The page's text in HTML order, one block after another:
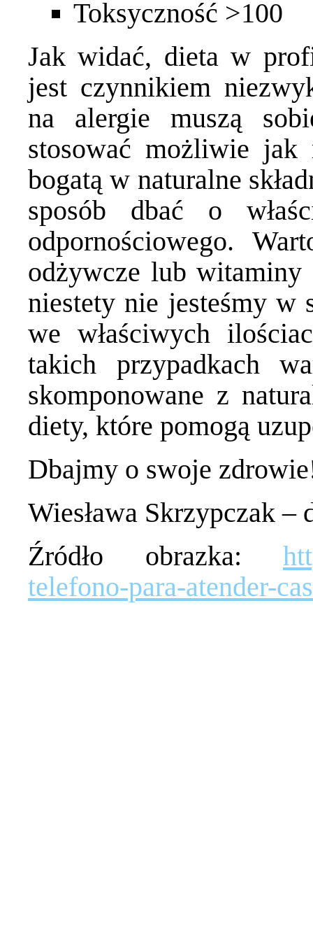
Toksyczność >100
Jak widać, dieta w
jest czynnikiem
na alergie muszą
stosować możliwie jak
bogatą w naturalne
sposób dbać o
odpornościowego.
odżywcze lub
niestety nie jesteśmy w
we właściwych
takich przypadkach
skomponowane z
diety, które pomogą
Dbajmy o swoje
Wiesława Skrzypczak –
Źródło obrazka:
telefono-para-atender-